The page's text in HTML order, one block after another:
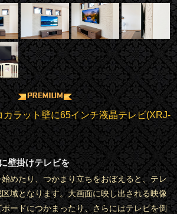
カラット壁に65インチ液晶テレビ(XRJ-
壁掛けテレビを
めたり、つかまり立ちをおぼえると、テレ
域となります。大画面に映し出される映像
ードにつかまったり、さらにはテレビを倒